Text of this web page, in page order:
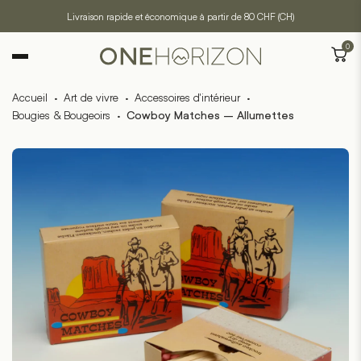
Livraison rapide et économique à partir de 80 CHF (CH)
0
Accueil · Art de vivre · Accessoires d'intérieur ·
Bougies & Bougeoirs · Cowboy Matches – Allumettes